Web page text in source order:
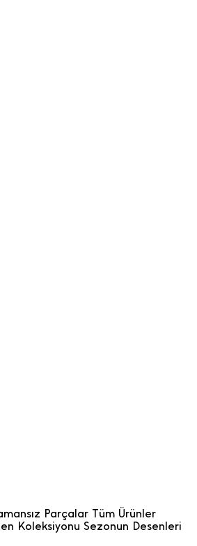
Parçalar Tüm Ürünler
Koleksiyonu Sezonun Desenleri